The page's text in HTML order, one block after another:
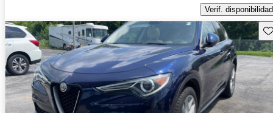
Verif. disponibilidad